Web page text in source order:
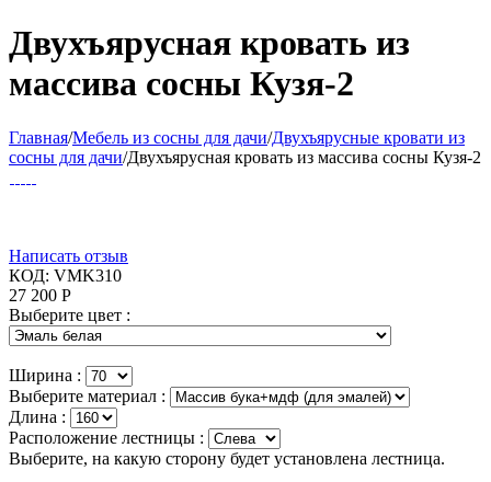
Двухъярусная кровать из
массива сосны Кузя-2
Главная/Мебель из сосны для дачи/Двухъярусные кровати из
сосны для дачи/Двухъярусная кровать из массива сосны Кузя-2
Написать отзыв
КОД: VMK310
27 200 Р
Выберите цвет :
Ширина :
Выберите материал :
Длина :
Расположение лестницы :
Выберите, на какую сторону будет установлена лестница.